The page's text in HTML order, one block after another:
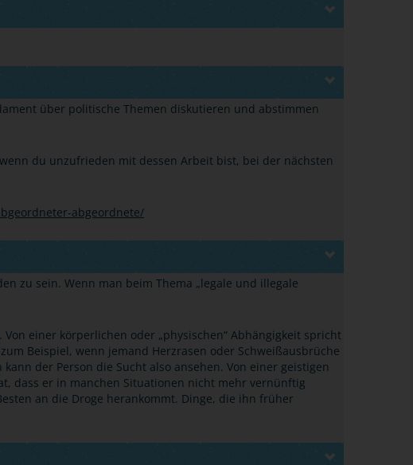
über politische Themen diskutieren und abstimmen
du unzufrieden mit dessen Arbeit bist, bei der nächsten
abgeordnete/
zu sein. Wenn man beim Thema „legale und illegale
Von einer körperlichen oder „physischen“ Abhängigkeit spricht
Beispiel, wenn jemand Herzrasen oder Schweißausbrüche
der Person die Sucht also ansehen. Von einer geistigen
dass er in manchen Situationen nicht mehr vernünftig
an die Droge herankommt. Dinge, die ihn früher